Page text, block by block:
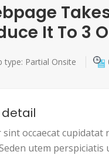
It To 3
type: Partial Onsite
sint occaecat
utem